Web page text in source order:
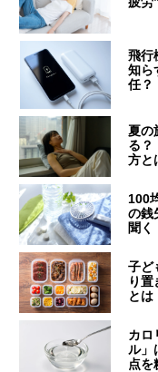
飛行
知ら
任？
夏の
る？
方と
100
の銭
聞く
子ど
り
とは
カロ
ル」
点を